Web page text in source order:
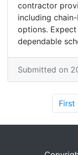
contractor
including
options.
dependable
Submitted on
First